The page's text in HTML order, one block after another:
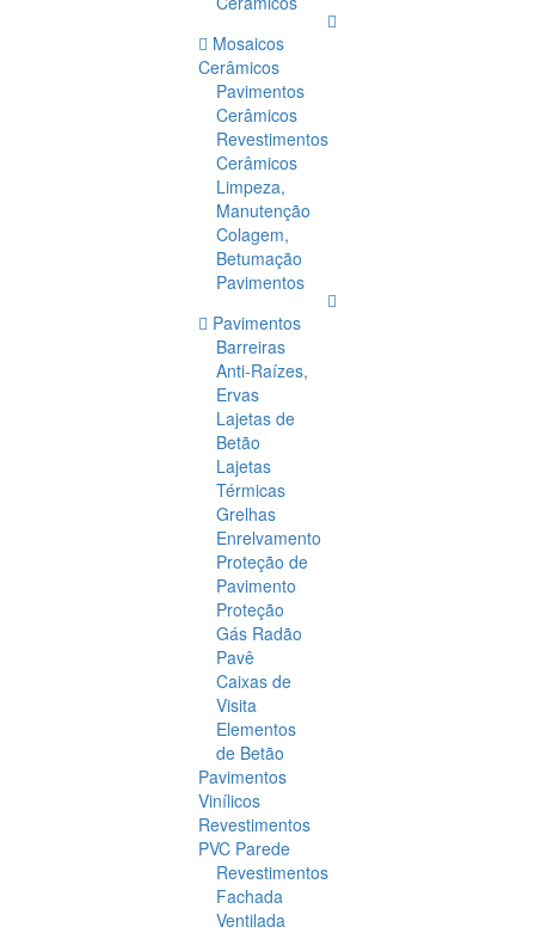
Mosaicos
Cerâmicos
Pavimentos
Cerâmicos
Revestimentos
Cerâmicos
Limpeza,
Manutenção
Colagem,
Betumação
Pavimentos
Pavimentos
Barreiras
Anti-Raízes,
Ervas
Lajetas de
Betão
Lajetas
Térmicas
Grelhas
Enrelvamento
Proteção de
Pavimento
Proteção
Gás Radão
Pavê
Caixas de
Visita
Elementos
de Betão
Pavimentos
Vinílicos
Revestimentos
PVC Parede
Revestimentos
Fachada
Ventilada